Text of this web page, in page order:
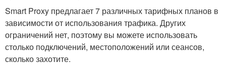
Smart Proxy предлагает 7 различных тарифных планов в
зависимости от использования трафика. Других
ограничений нет, поэтому вы можете использовать
столько подключений, местоположений или сеансов,
сколько захотите.